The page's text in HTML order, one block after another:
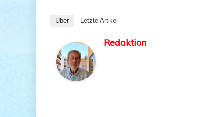
Über Letz­te Artikel
Redaktion